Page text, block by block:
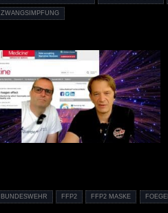
ZWANGSIMPFUNG
BUNDESWEHR FFP2 FFP2 MASKE